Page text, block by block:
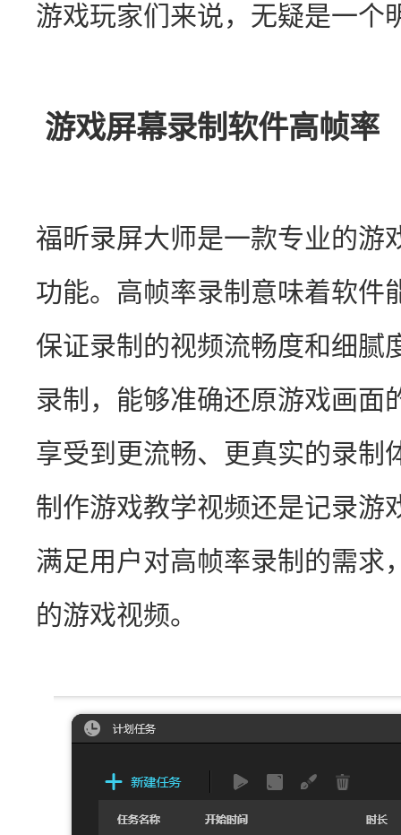
游戏玩家们来说，无疑是一个
游戏屏幕录制软件高帧率
福昕录屏大师是一款专业的游
功能。高帧率录制意味着软件
保证录制的视频流畅度和细腻
录制，能够准确还原游戏画面
享受到更流畅、更真实的录制
制作游戏教学视频还是记录游
满足用户对高帧率录制的需求
的游戏视频。